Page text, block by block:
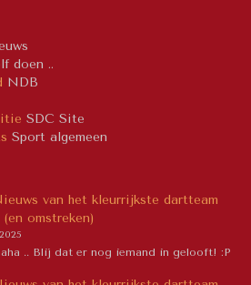
doen ..
NDB
SDC Site
Sport algemeen
van het kleurrijkste dartteam
omstreken)
.. Blij dat er nog iemand in gelooft! :P